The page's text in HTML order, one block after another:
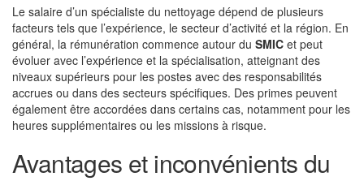
Le salaire d’un spécialiste du nettoyage dépend de plusieurs
facteurs tels que l’expérience, le secteur d’activité et la région. En
général, la rémunération commence autour du SMIC et peut
évoluer avec l’expérience et la spécialisation, atteignant des
niveaux supérieurs pour les postes avec des responsabilités
accrues ou dans des secteurs spécifiques. Des primes peuvent
également être accordées dans certains cas, notamment pour les
heures supplémentaires ou les missions à risque.
Avantages et inconvénients du